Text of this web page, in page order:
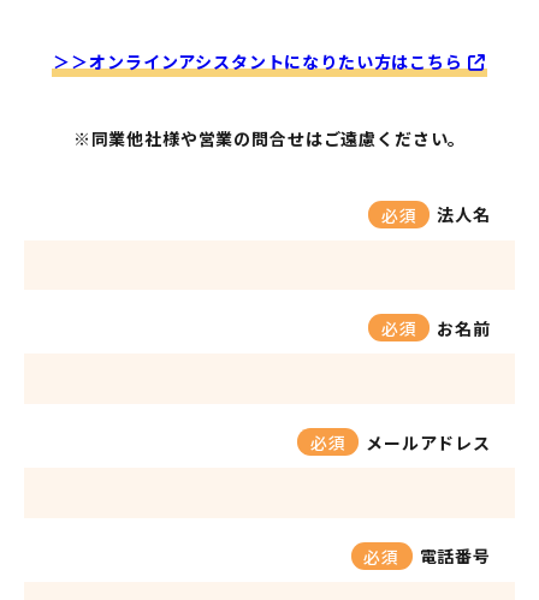
＞＞オンラインアシスタントになりたい方はこちら
※同業他社様や営業の問合せはご遠慮ください。
法人名
必須
お名前
必須
メールアドレス
必須
電話番号
必須